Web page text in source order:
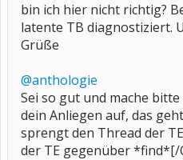
bin ich hier nicht richtig?
latente TB diagnostiziert.
Grüße
@anthologie
Sei so gut und mache
dein Anliegen auf, das
sprengt den Thread der
der TE gegenüber *find*[/